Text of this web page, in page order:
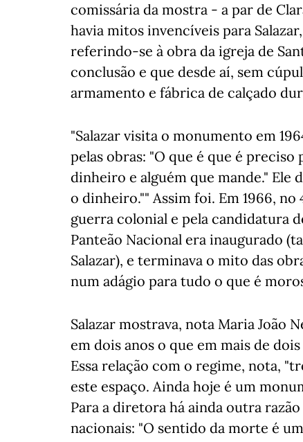
comissária da mostra - a par de
havia mitos invencíveis para
referindo-se à obra da igreja de
conclusão e que desde aí, sem
armamento e fábrica de calçado
"Salazar visita o monumento em
pelas obras: "O que é que é
dinheiro e alguém que mande." Ele
o dinheiro."" Assim foi. Em 1966,
guerra colonial e pela candidatura
Panteão Nacional era inaugurado
Salazar), e terminava o mito das
num adágio para tudo o que é
Salazar mostrava, nota Maria João
em dois anos o que em mais de
Essa relação com o regime, nota,
este espaço. Ainda hoje é um
Para a diretora há ainda outra
nacionais: "O sentido da morte é